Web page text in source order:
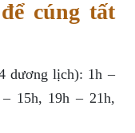
cúng tất
dương lịch): 1h –
15h, 19h – 21h,